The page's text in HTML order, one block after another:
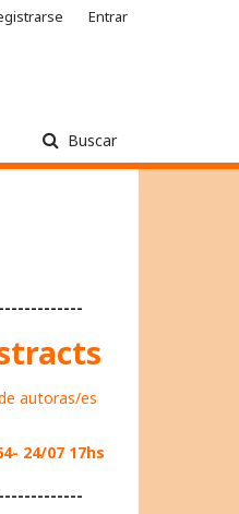
Buscar
Entrar
autoras/es
24/07 17hs